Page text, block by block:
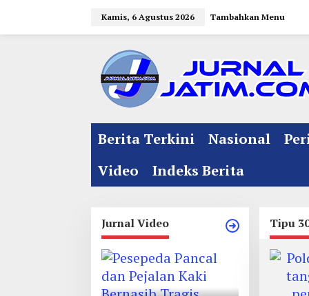
Kamis, 6 Agustus 2026 Tambahkan Menu
Berita Terkini Nasional
Video
Indeks Berita
Jurnal Video Tipu